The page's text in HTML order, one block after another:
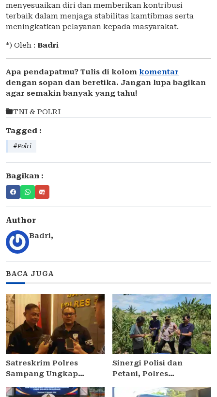
menyesuaikan diri dan memberikan kontribusi
terbaik dalam menjaga stabilitas kamtibmas serta
meningkatkan pelayanan kepada masyarakat.
*) Oleh : Badri
Apa pendapatmu? Tulis di kolom komentar
dengan sopan dan beretika. Jangan lupa bagikan
agar semakin banyak yang tahu!
TNI & POLRI
Tagged :
#Polri
Bagikan :
Author
Badri,
BACA JUGA
Satreskrim Polres
Sampang Ungkap
Kedungdung, Dua Pria
Sinergi Polisi dan
Petani, Polres
Perak Panen Jagung